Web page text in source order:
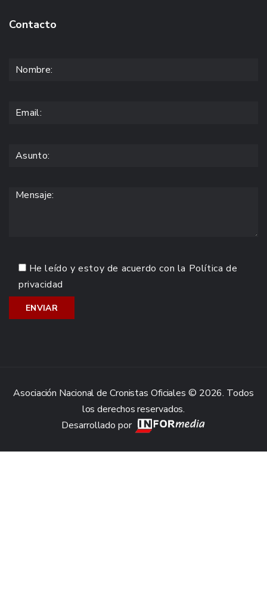
Contacto
He leído y estoy de acuerdo con la Política de
privacidad
Asociación Nacional de Cronistas Oficiales © 2026. Todos
los derechos reservados.
Desarrollado por